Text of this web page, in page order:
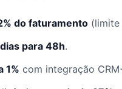
do faturamento (limite
para 48h.
1% com integração